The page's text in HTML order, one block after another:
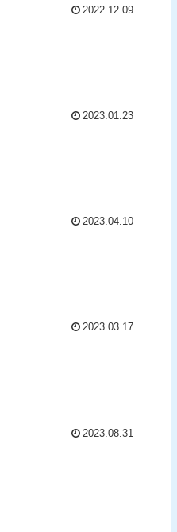
2022.12.09
2023.01.23
2023.04.10
2023.03.17
2023.08.31